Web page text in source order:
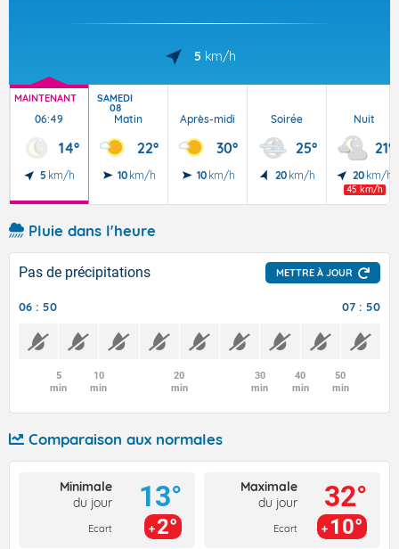
5 km/h
MAINTENANT
06:49
14°
5 km/h
SAMEDI
08
Matin
22°
10 km/h
Après-midi
30°
10 km/h
Soirée
25°
20 km/h
Nuit
21°
20 km/h
45 km/h
Pluie dans l'heure
Pas de précipitations METTRE À JOUR
06 : 50 07 : 50
5
min
10
min
20
min
30
min
40
min
50
min
Comparaison aux normales
Minimale
du jour
Ecart
13°
2°
Maximale
du jour
Ecart
32°
10°